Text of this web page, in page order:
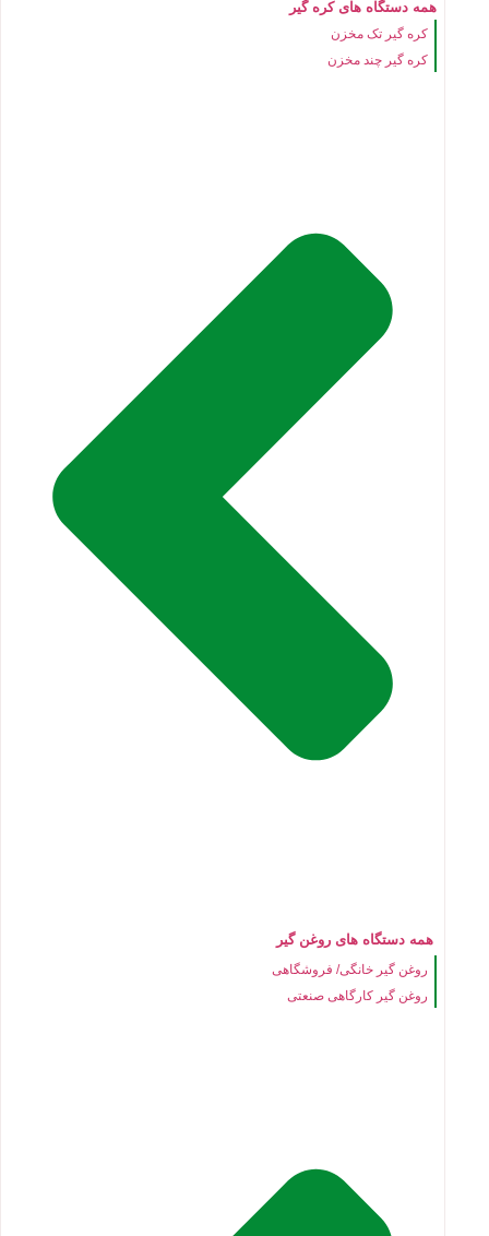
همه دستگاه های کره گیر
کره گیر تک مخزن
کره گیر چند مخزن
همه دستگاه های روغن گیر
روغن گیر خانگی/ فروشگاهی
روغن گیر کارگاهی صنعتی